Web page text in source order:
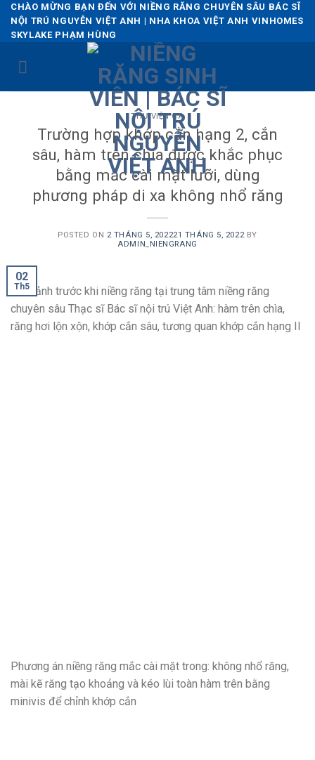
Skip
content
CHÀO MỪNG BẠN ĐẾN VỚI NIỀNG RĂNG CHUYÊN SÂU BÁC SĨ
NỘI TRÚ NGUYỄN VIỆT ANH | NHA KHOA VIỆT ANH VINHOMES
SKYLAKE PHẠM HÙNG
THƯ VIỆN CA
Trường hợp khớp cắn hạng 2, cắn
sâu, hàm trên chìa được khắc phục
bằng mắc cài mặt lưỡi, dùng
phương pháp di xa không nhổ răng
POSTED ON 2 THÁNG 5, 202221 THÁNG 5, 2022 BY
ADMIN_NIENGRANG
02
Th5
Hình ảnh trước khi niềng răng tại trung tâm niềng răng
chuyên sâu Thạc sĩ Bác sĩ nội trú Việt Anh: hàm trên chìa,
răng hơi lộn xộn, khớp cắn sâu, tương quan khớp cắn hạng II
Phương án niềng răng mắc cài mặt trong: không nhổ răng,
mài kẽ răng tạo khoảng và kéo lùi toàn hàm trên bằng
minivis để chỉnh khớp cắn